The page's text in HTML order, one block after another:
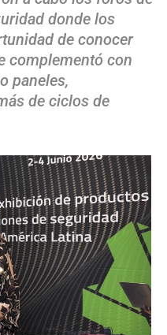
donde los
de conocer
complementó con
paneles,
de ciclos de